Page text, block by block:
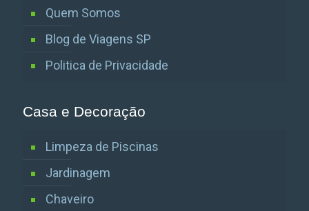
Quem Somos
Blog de Viagens SP
Politica de Privacidade
Casa e Decoração
Limpeza de Piscinas
Jardinagem
Chaveiro